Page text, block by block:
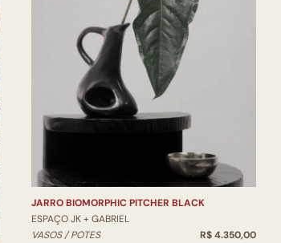
JARRO BIOMORPHIC PITCHER BLACK
ESPAÇO JK + GABRIEL
VASOS / POTES
R$ 4.350,00